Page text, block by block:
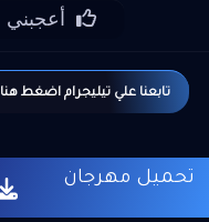
تابعنا علي تيليجرام اضغط هنا
تحميل مهرجان
أعجبني